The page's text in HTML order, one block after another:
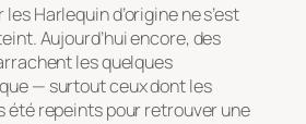
les Harlequin d’origine ne s’est
Aujourd’hui encore, des
les quelques
— surtout ceux dont les
été repeints pour retrouver une